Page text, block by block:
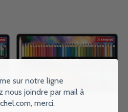
sur notre ligne
nous joindre par mail à
, merci.